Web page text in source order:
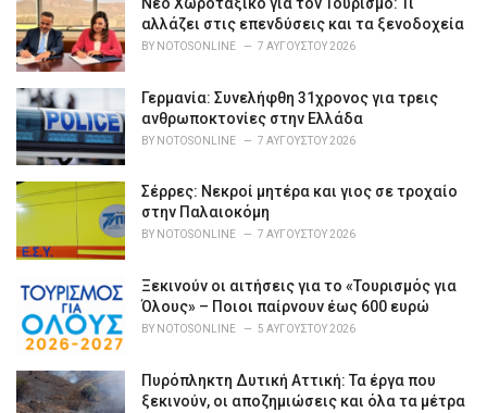
e
s
:
αλλάζει στις επενδύσεις και τα ξενοδοχεία
BY NOTOSONLINE 7 ΑΥΓΟΎΣΤΟΥ 2026
Γερμανία: Συνελήφθη 31χρονος για τρεις
ανθρωποκτονίες στην Ελλάδα
BY NOTOSONLINE 7 ΑΥΓΟΎΣΤΟΥ 2026
Σέρρες: Νεκροί μητέρα και γιος σε τροχαίο
στην Παλαιοκόμη
BY NOTOSONLINE 7 ΑΥΓΟΎΣΤΟΥ 2026
Ξεκινούν οι αιτήσεις για το «Τουρισμός για
Όλους» – Ποιοι παίρνουν έως 600 ευρώ
BY NOTOSONLINE 5 ΑΥΓΟΎΣΤΟΥ 2026
Πυρόπληκτη Δυτική Αττική: Τα έργα που
ξεκινούν, οι αποζημιώσεις και όλα τα μέτρα